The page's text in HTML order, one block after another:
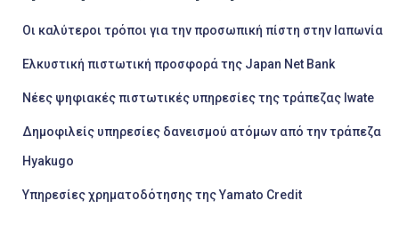
Οι καλύτεροι τρόποι για την προσωπική πίστη στην Ιαπωνία
Ελκυστική πιστωτική προσφορά της Japan Net Bank
Νέες ψηφιακές πιστωτικές υπηρεσίες της τράπεζας Iwate
Δημοφιλείς υπηρεσίες δανεισμού ατόμων από την τράπεζα
Hyakugo
Υπηρεσίες χρηματοδότησης της Yamato Credit